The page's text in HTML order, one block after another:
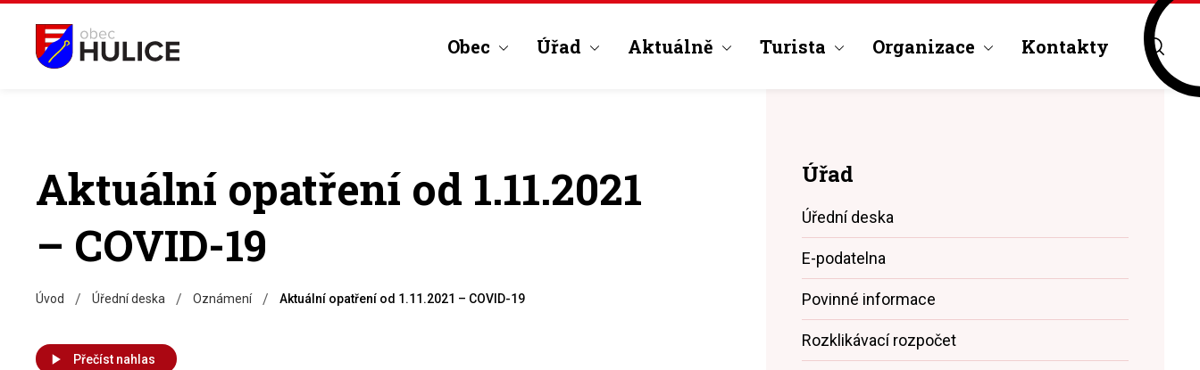
Obec Úřad Aktuálně Turista Organizace Kontakty
Aktuální opatření od 1.11.2021
– COVID-19
Úvod / Úřední deska / Oznámení / Aktuální opatření od 1.11.2021 – COVID-19
Přečíst nahlas
Úřad
Úřední deska
E-podatelna
Povinné informace
Rozklikávací rozpočet